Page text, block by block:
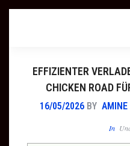
EFFIZIENTER
CHICKEN ROAD
16/05/2026 BY AMINE
In